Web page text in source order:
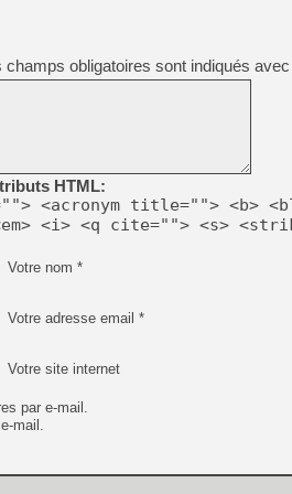
champs obligatoires sont indiqués avec
HTML:
<acronym title=""> <b>
<i> <q cite=""> <s>
Votre nom *
Votre adresse email *
Votre site internet
par e-mail.
mail.